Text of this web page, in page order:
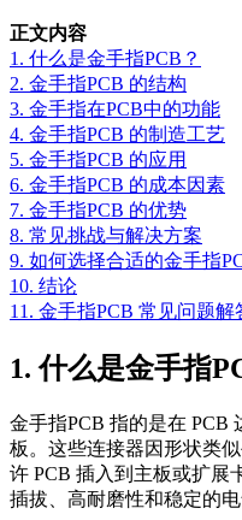
正文内容
1. 什么是金手指PCB？
2. 金手指PCB 的结构
3. 金手指在PCB中的功能
4. 金手指PCB 的制造工艺
5. 金手指PCB 的应用
6. 金手指PCB 的成本因素
7. 金手指PCB 的优势
8. 常见挑战与解决方案
9. 如何选择合适的金手指
10. 结论
11. 金手指PCB 常见问题解
1. 什么是金手指
金手指PCB 指的是在 PCB
板。这些连接器因形状类
许 PCB 插入到主板或扩展
插拔、高耐磨性和稳定的电